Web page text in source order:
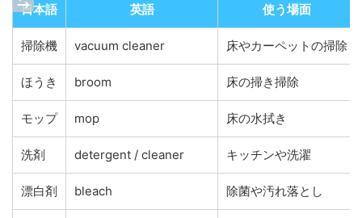
日本語 英語 使う場面
掃除機 vacuum cleaner 床やカーペットの掃除
ほうき broom 床の掃き掃除
モップ mop 床の水拭き
洗剤 detergent / cleaner キッチンや洗濯
漂白剤 bleach 除菌や汚れ落とし